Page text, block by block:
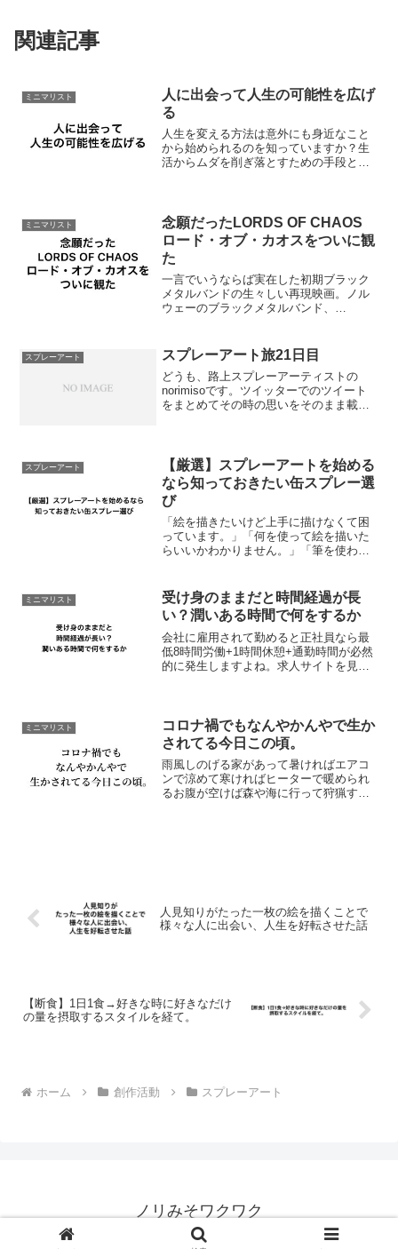
関連記事
ミニマリスト
人に出会って人生の可能性を広げ
る
人生を変える方法は意外にも身近なこと
から始められるのを知っていますか？生
活からムダを削ぎ落とすための手段とし
物の断捨離を始めとし...
ミニマリスト
念願だったLORDS OF CHAOS
ロード・オブ・カオスをついに観
た
一言でいうならば実在した初期ブラック
メタルバンドの生々しい再現映画。ノル
ウェーのブラックメタルバンド、
ほどほどに。ユーロニモスとヴァルグの
とある出来事が起きた199...
スプレーアート スプレーアート旅21日目
どうも、路上スプレーアーティストの
norimisoです。ツイッターでのツイート
をまとめてその時の思いをそのまま載せ
スプレーアート
【厳選】スプレーアートを始める
なら知っておきたい缶スプレー選
び
「絵を描きたいけど上手に描けなくて困
っています。」「何を使って絵を描いた
らいいかわかりません。」「筆を使わな
の凄くわかります。僕も絵を描くのは苦
手です。言ってしまうと子...
ミニマリスト
受け身のままだと時間経過が長
い？潤いある時間で何をするか
会社に雇用されて勤めると正社員なら最
低8時間労働+1時間休憩+通勤時間が必然
的に発生しますよね。求人サイトを見る
時間労働が一般的...
ミニマリスト
コロナ禍でもなんやかんやで生か
されてる今日この頃。
雨風しのげる家があって暑ければエアコ
ンで涼めて寒ければヒーターで暖められ
るお腹が空けば森や海に行って狩猟する
人見知りがたった一枚の絵を描くことで
様々な人に出会い、人生を好転させた話
【断食】1日1食→好きな時に好きなだけ
の量を摂取するスタイルを経て。
ホーム 創作活動 スプレーアート
ノリみそワクワク
Copyright © 2018-2026 ノリみそワクワク All Rights Reserved.